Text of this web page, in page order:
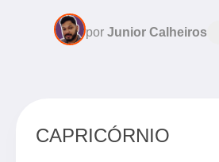
por Junior Calheiros
CAPRICÓRNIO